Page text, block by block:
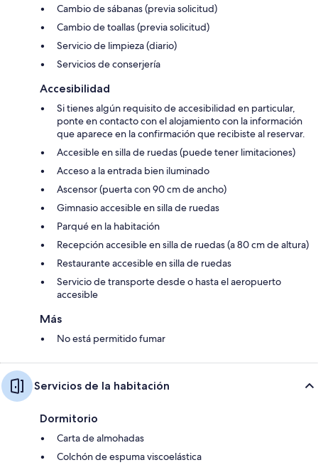
Cambio de sábanas (previa solicitud)
Cambio de toallas (previa solicitud)
Servicio de limpieza (diario)
Servicios de conserjería
Accesibilidad
Si tienes algún requisito de accesibilidad en particular,
ponte en contacto con el alojamiento con la información
que aparece en la confirmación que recibiste al reservar.
Accesible en silla de ruedas (puede tener limitaciones)
Acceso a la entrada bien iluminado
Ascensor (puerta con 90 cm de ancho)
Gimnasio accesible en silla de ruedas
Parqué en la habitación
Recepción accesible en silla de ruedas (a 80 cm de altura)
Restaurante accesible en silla de ruedas
Servicio de transporte desde o hasta el aeropuerto
accesible
Más
No está permitido fumar
Servicios de la habitación
Dormitorio
Carta de almohadas
Colchón de espuma viscoelástica